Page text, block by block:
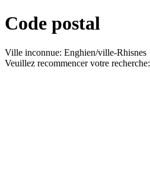
Code postal
Ville inconnue: Enghien/ville-Rhisnes
Veuillez recommencer votre recherche: